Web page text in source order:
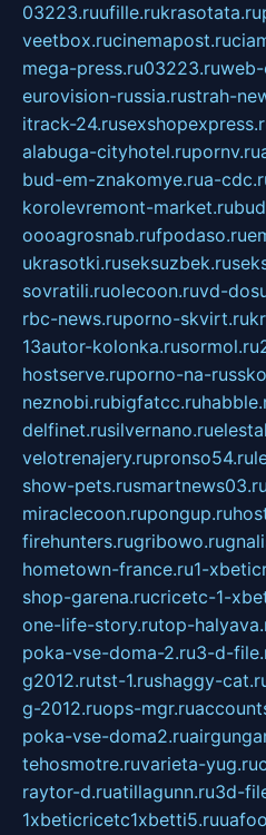
03223.ruufille.rukrasotata.ru
veetbox.rucinemapost.ru
mega-press.ru03223.ru
eurovision-russia.rustrah-
itrack-24.ru
alabuga-cityhotel.rupornv.ru
bud-em-znakomye.rua-
korolevremont-market.ru
oooagrosnab.rufpodaso.ru
ukrasotki.ruseksuzbek.ru
sovratili.ruolecoon.ruvd-
rbc-news.ruporno-skvirt.ru
13autor-kolonka.rusormol.ru
hostserve.ruporno-na-
neznobi.rubigfatcc.ru
delfinet.rusilvernano.ru
velotrenajery.rupronso54.ru
show-pets.rusmartnews03.ru
miraclecoon.rupongup.ru
firehunters.rugribowo.ru
hometown-france.ru1-
shop-garena.rucricetc-1-
one-life-story.rutop-
poka-vse-doma-2.ru3-d-
g2012.rutst-1.rushaggy-
g-2012.ruops-mgr.ru
poka-vse-doma2.ru
tehosmotre.ruvarieta-yug.ru
raytor-d.ruatillagunn.ru3d-
1xbeticricetc1xbetti5.ru